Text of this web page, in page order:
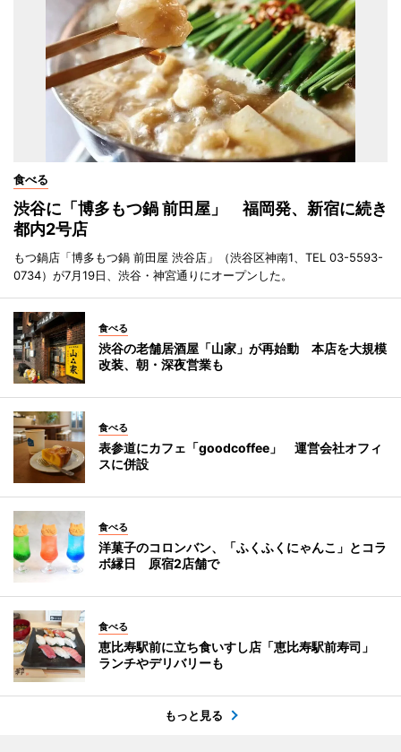
食べる
渋谷に「博多もつ鍋 前田屋」 福岡発、新宿に続き
都内2号店
もつ鍋店「博多もつ鍋 前田屋 渋谷店」（渋谷区神南1、TEL 03-5593-
0734）が7月19日、渋谷・神宮通りにオープンした。
食べる
渋谷の老舗居酒屋「山家」が再始動 本店を大規模
改装、朝・深夜営業も
食べる
表参道にカフェ「goodcoffee」 運営会社オフィ
スに併設
食べる
洋菓子のコロンバン、「ふくふくにゃんこ」とコラ
ボ縁日 原宿2店舗で
食べる
恵比寿駅前に立ち食いすし店「恵比寿駅前寿司」
ランチやデリバリーも
もっと見る